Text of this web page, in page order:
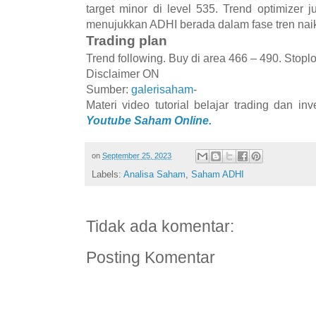
target minor di level 535. Trend optimizer
menujukkan ADHI berada dalam fase tren
Trading plan
Trend following. Buy di area 466 – 490.
Disclaimer ON
Sumber: galerisaham-
Materi video tutorial belajar trading dan
Youtube Saham Online.
on September 25, 2023
Labels: Analisa Saham, Saham ADHI
Tidak ada komentar:
Posting Komentar